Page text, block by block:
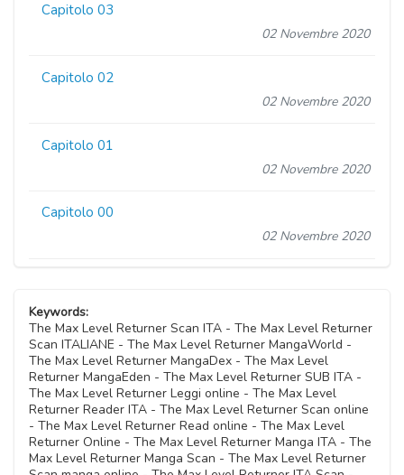
Capitolo 03
02 Novembre 2020
Capitolo 02
02 Novembre 2020
Capitolo 01
02 Novembre 2020
Capitolo 00
02 Novembre 2020
Keywords:
The Max Level Returner Scan ITA - The Max Level Returner
Scan ITALIANE - The Max Level Returner MangaWorld -
The Max Level Returner MangaDex - The Max Level
Returner MangaEden - The Max Level Returner SUB ITA -
The Max Level Returner Leggi online - The Max Level
Returner Reader ITA - The Max Level Returner Scan online
- The Max Level Returner Read online - The Max Level
Returner Online - The Max Level Returner Manga ITA - The
Max Level Returner Manga Scan - The Max Level Returner